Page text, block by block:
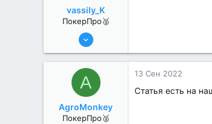
vassily_K
ПокерПро🥈
6 Июн 2022
2
A
AgroMonkey
ПокерПро🥈
13 Сен 2022
Статья есть на